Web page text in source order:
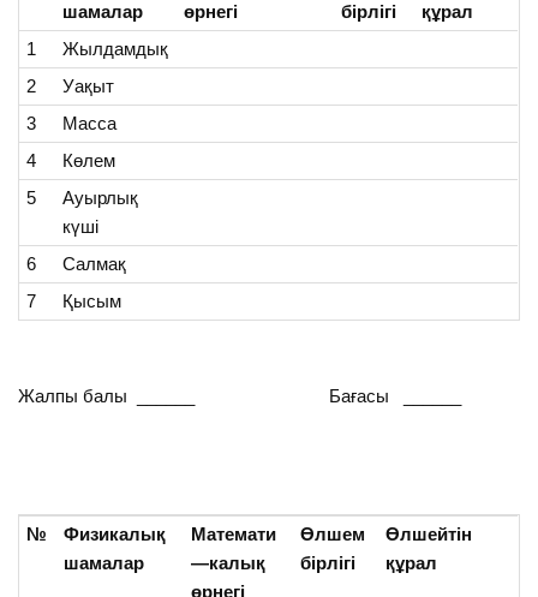
шамалар
өрнегі
бірлігі
құрал
1
Жылдамдық
2
Уақыт
3
Масса
4
Көлем
5
Ауырлық
күші
6
Салмақ
7
Қысым
Жалпы балы ______ Бағасы ______
№
Физикалық
шамалар
Математи
—калық
өрнегі
Өлшем
бірлігі
Өлшейтін
құрал